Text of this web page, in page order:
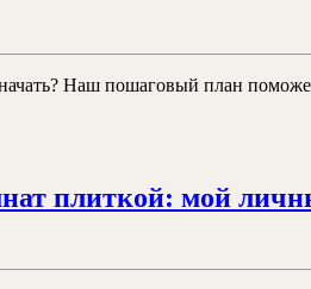
пошаговый
планНаш пошаговый план
плиткой: мой